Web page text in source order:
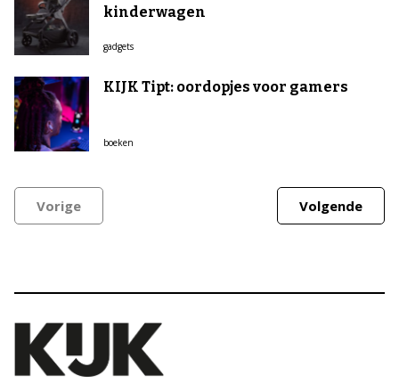
kinderwagen
gadgets
KIJK Tipt: oordopjes voor gamers
boeken
Vorige Volgende